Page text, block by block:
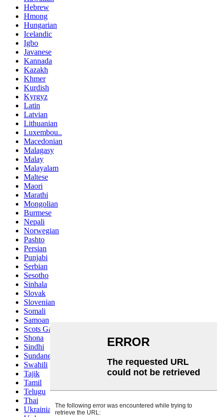
Hebrew
Hmong
Hungarian
Icelandic
Igbo
Javanese
Kannada
Kazakh
Khmer
Kurdish
Kyrgyz
Latin
Latvian
Lithuanian
Luxembou..
Macedonian
Malagasy
Malay
Malayalam
Maltese
Maori
Marathi
Mongolian
Burmese
Nepali
Norwegian
Pashto
Persian
Punjabi
Serbian
Sesotho
Sinhala
Slovak
Slovenian
Somali
Samoan
Scots Gaelic
Shona
Sindhi
Sundanese
Swahili
Tajik
Tamil
Telugu
Thai
Ukrainian